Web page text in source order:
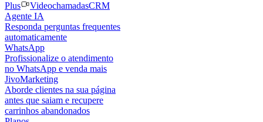
Plus
VideochamadasCRM
Agente IA
Responda perguntas frequentes
automaticamente
WhatsApp
Profissionalize o atendimento
no WhatsApp e venda mais
JivoMarketing
Aborde clientes na sua página
antes que saiam e recupere
carrinhos abandonados